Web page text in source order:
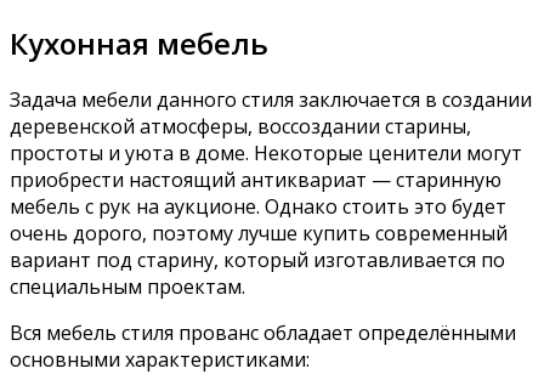
Кухонная мебель
Задача мебели данного стиля заключается в создании
деревенской атмосферы, воссоздании старины,
простоты и уюта в доме. Некоторые ценители могут
приобрести настоящий антиквариат — старинную
мебель с рук на аукционе. Однако стоить это будет
очень дорого, поэтому лучше купить современный
вариант под старину, который изготавливается по
специальным проектам.
Вся мебель стиля прованс обладает определёнными
основными характеристиками: